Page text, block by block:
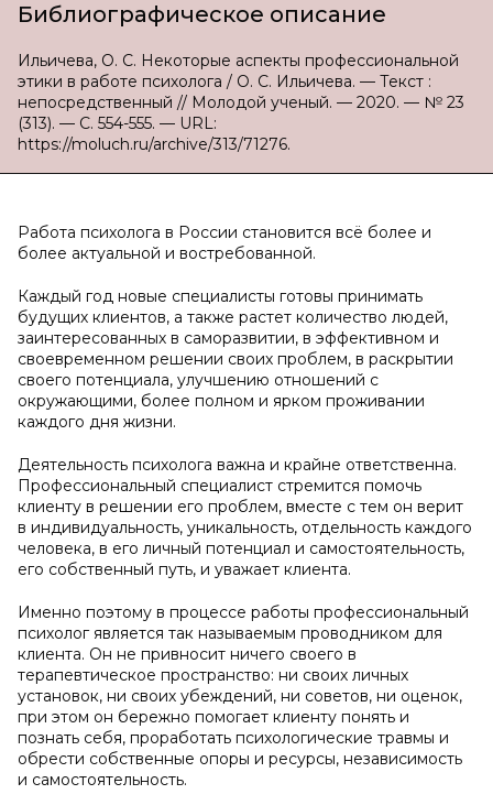
Библиографическое описание
Ильичева, О. С. Некоторые аспекты профессиональной
этики в работе психолога / О. С. Ильичева. — Текст :
непосредственный // Молодой ученый. — 2020. — № 23
(313). — С. 554-555. — URL:
https://moluch.ru/archive/313/71276.
Работа психолога в России становится всё более и
более актуальной и востребованной.
Каждый год новые специалисты готовы принимать
будущих клиентов, а также растет количество людей,
заинтересованных в саморазвитии, в эффективном и
своевременном решении своих проблем, в раскрытии
своего потенциала, улучшению отношений с
окружающими, более полном и ярком проживании
каждого дня жизни.
Деятельность психолога важна и крайне ответственна.
Профессиональный специалист стремится помочь
клиенту в решении его проблем, вместе с тем он верит
в индивидуальность, уникальность, отдельность каждого
человека, в его личный потенциал и самостоятельность,
его собственный путь, и уважает клиента.
Именно поэтому в процессе работы профессиональный
психолог является так называемым проводником для
клиента. Он не привносит ничего своего в
терапевтическое пространство: ни своих личных
установок, ни своих убеждений, ни советов, ни оценок,
при этом он бережно помогает клиенту понять и
познать себя, проработать психологические травмы и
обрести собственные опоры и ресурсы, независимость
и самостоятельность.